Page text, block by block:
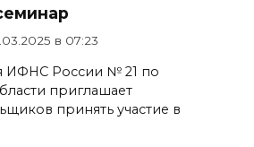
в 07:23
ИФНС России № 21 по
приглашает
принять участие в